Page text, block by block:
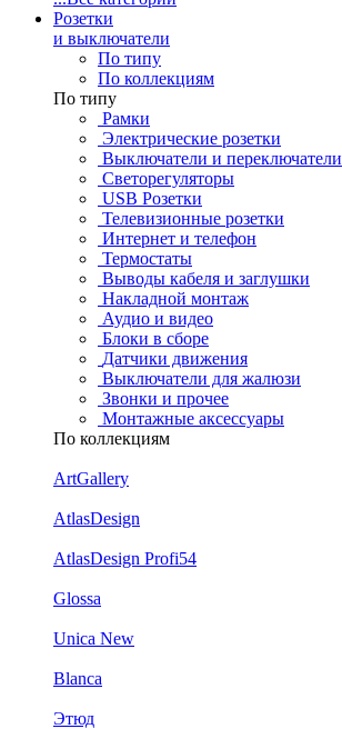
Розетки
и выключатели
По типу
По коллекциям
По типу
Рамки
Электрические розетки
Выключатели и переключатели
Светорегуляторы
USB Розетки
Телевизионные розетки
Интернет и телефон
Термостаты
Выводы кабеля и заглушки
Накладной монтаж
Аудио и видео
Блоки в сборе
Датчики движения
Выключатели для жалюзи
Звонки и прочее
Монтажные аксессуары
По коллекциям
ArtGallery
AtlasDesign
AtlasDesign Profi54
Glossa
Unica New
Blanca
Этюд